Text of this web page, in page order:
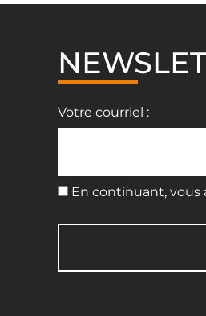
Votre courriel :
En continuant,